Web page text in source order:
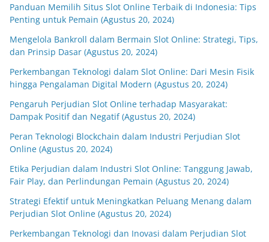
Panduan Memilih Situs Slot Online Terbaik di Indonesia: Tips
Penting untuk Pemain (Agustus 20, 2024)
Mengelola Bankroll dalam Bermain Slot Online: Strategi, Tips,
dan Prinsip Dasar (Agustus 20, 2024)
Perkembangan Teknologi dalam Slot Online: Dari Mesin Fisik
hingga Pengalaman Digital Modern (Agustus 20, 2024)
Pengaruh Perjudian Slot Online terhadap Masyarakat:
Dampak Positif dan Negatif (Agustus 20, 2024)
Peran Teknologi Blockchain dalam Industri Perjudian Slot
Online (Agustus 20, 2024)
Etika Perjudian dalam Industri Slot Online: Tanggung Jawab,
Fair Play, dan Perlindungan Pemain (Agustus 20, 2024)
Strategi Efektif untuk Meningkatkan Peluang Menang dalam
Perjudian Slot Online (Agustus 20, 2024)
Perkembangan Teknologi dan Inovasi dalam Perjudian Slot